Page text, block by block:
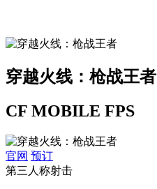
穿越火线：枪战王者
CF MOBILE FPS
官网 预订
第三人称射击